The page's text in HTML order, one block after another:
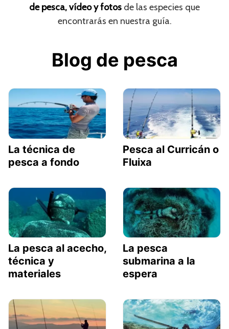
de pesca, vídeo y fotos de las especies que
encontrarás en nuestra guía.
Blog de pesca
La técnica de
pesca a fondo
Pesca al Curricán o
Fluixa
La pesca al acecho,
técnica y
materiales
La pesca
submarina a la
espera